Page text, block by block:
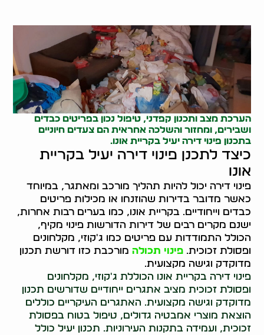
הערכת מצב ותכנון קפדני, טיפול נכון בפריטים כבדים
ושבירים, ומחזור והשלכה אחראית הם צעדים חיוניים
בתכנון פינוי דירה יעיל בקריית אונו.
כיצד לתכנן פינוי דירה יעיל בקריית
אונו
פינוי דירה יכול להיות תהליך מורכב ומאתגר, במיוחד
כאשר מדובר בדירות שהוזנחו או מכילות פריטים
כבדים וייחודיים. בקריית אונו, כמו בערים רבות אחרות,
ישנם מקרים רבים של דירות הדורשות פינוי מקיף,
הכולל התמודדות עם פריטים כמו ג'קוזי, מקלחונים
ופסולת זכוכית.פינוי תכולה מורכבת כזו דורשת תכנון
מדוקדק וגישה מקצועית.
פינוי דירה בקריית אונו הכוללת ג'קוזי, מקלחונים
ופסולת זכוכית מציב אתגרים ייחודיים שדורשים תכנון
מדוקדק וגישה מקצועית. האתגרים העיקריים כוללים
הוצאת מוצרי אמבטיה גדולים, טיפול בטוח בפסולת
זכוכית, ועמידה בתקנות העירוניות. תכנון יעיל כולל